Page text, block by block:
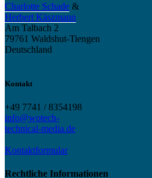
Charlotte Schade &
Herbert Käszmann
Am Talbach 2
79761 Waldshut-Tiengen
Deutschland
Kontakt
+49 7741 / 8354198
info@wotech-
technical-media.de
Kontaktformular
Rechtliche Informationen